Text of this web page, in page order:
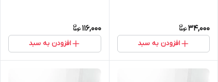
34,000
افزودن به سبد
116,000
افزودن به سبد